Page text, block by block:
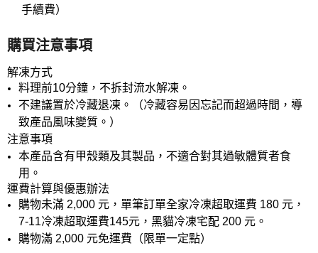
手續費）
購買注意事項
解凍方式
料理前10分鐘，不拆封流水解凍。
不建議置於冷藏退凍。（冷藏容易因忘記而超過時間，導
致產品風味變質。）
注意事項
本產品含有甲殼類及其製品，不適合對其過敏體質者食
用。
運費計算與優惠辦法
購物未滿 2,000 元，單筆訂單全家冷凍超取運費 180 元，
7-11冷凍超取運費145元，黑貓冷凍宅配 200 元。
購物滿 2,000 元免運費（限單一定點）